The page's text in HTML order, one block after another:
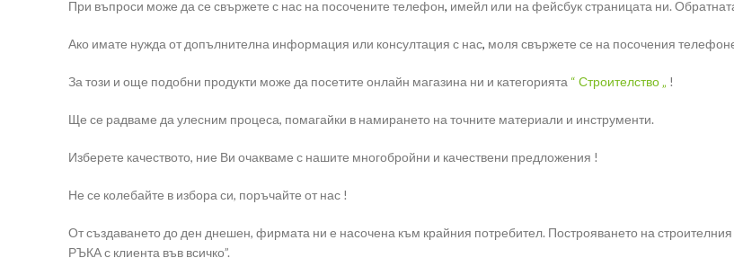
При въпроси може да се свържете с нас на посочените телефон, имейл или на фейсбук страницата ни.
Ако имате нужда от допълнителна информация или консултация с нас, моля свържете се на посочения
За този и още подобни продукти може да посетите онлайн магазина ни и категорията “ Строителство „ !
Ще се радваме да улесним процеса, помагайки в намирането на точните материали и инструменти.
Изберете качеството, ние Ви очакваме с нашите многобройни и качествени предложения !
Не се колебайте в избора си, поръчайте от нас !
От създаването до ден днешен, фирмата ни е насочена към крайния потребител. Построяването на
РЪКА с клиента във всичко”.